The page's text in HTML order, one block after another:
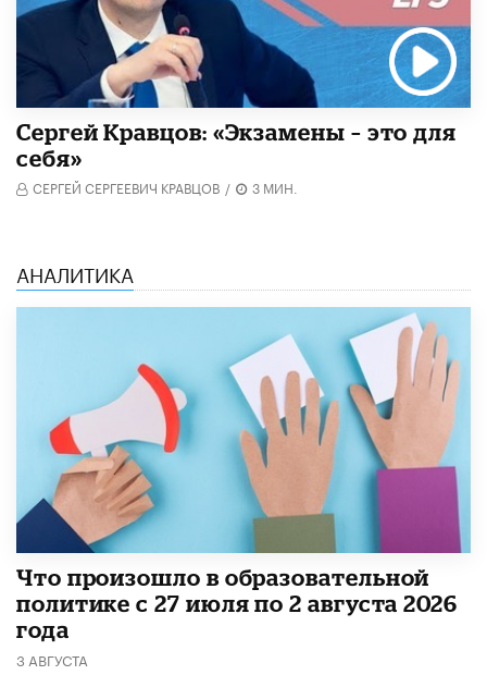
Сергей Кравцов: «Экзамены – это для
себя»
СЕРГЕЙ СЕРГЕЕВИЧ КРАВЦОВ / 3 МИН.
АНАЛИТИКА
​Что произошло в образовательной
политике с 27 июля по 2 августа 2026
года
3 АВГУСТА